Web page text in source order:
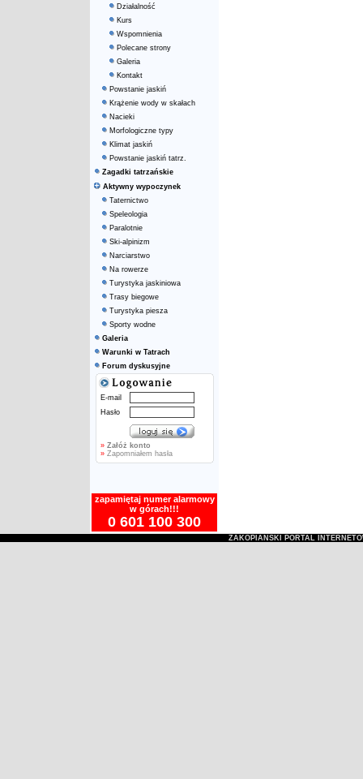
Działalność
Kurs
Wspomnienia
Polecane strony
Galeria
Kontakt
Powstanie jaskiń
Krążenie wody w skałach
Nacieki
Morfologiczne typy
Klimat jaskiń
Powstanie jaskiń tatrz.
Zagadki tatrzańskie
Aktywny wypoczynek
Taternictwo
Speleologia
Paralotnie
Ski-alpinizm
Narciarstwo
Na rowerze
Turystyka jaskiniowa
Trasy biegowe
Turystyka piesza
Sporty wodne
Galeria
Warunki w Tatrach
Forum dyskusyjne
E-mail
Hasło
» Załóż konto
»Zapomniałem hasła
zapamiętaj numer alarmowy
w górach!!!
0 601 100 300
ZAKOPIAŃSKI PORTAL